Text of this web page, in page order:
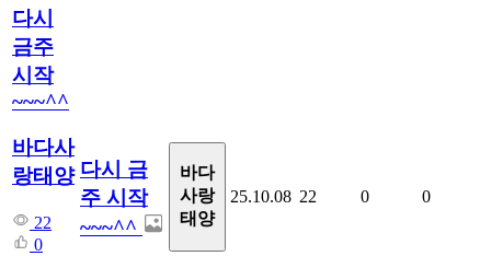
다시
금주
시작
~~~^^
바다사
랑태양
22
0
다시 금
주 시작
~~~^^
바다
사랑
태양
25.10.08 22 0 0